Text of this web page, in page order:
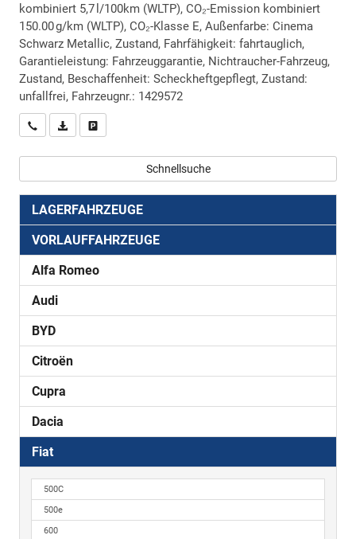
kombiniert 5,7 l/100km (WLTP), CO₂-Emission kombiniert
150.00 g/km (WLTP), CO₂-Klasse E, Außenfarbe: Cinema
Schwarz Metallic, Zustand, Fahrfähigkeit: fahrtauglich,
Garantieleistung: Fahrzeuggarantie, Nichtraucher-Fahrzeug,
Zustand, Beschaffenheit: Scheckheftgepflegt, Zustand:
unfallfrei, Fahrzeugnr.: 1429572
Wir rufen Sie anPDF-Datei, Fahrzeugexposé drucken
Schnellsuche
LAGERFAHRZEUGE
VORLAUFFAHRZEUGE
Alfa Romeo
Audi
BYD
Citroën
Cupra
Dacia
Fiat
500C
500e
600